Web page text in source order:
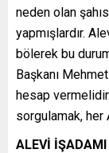
neden olan
yapmışlardır.
bölerek bu
Başkanı
hesap
sorgulamak, her
ALEVİ